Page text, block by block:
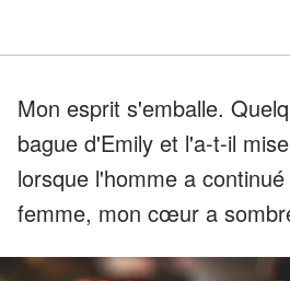
Mon esprit s'emballe.
bague d'Emily et l'a-t-il
lorsque l'homme a
femme, mon cœur a